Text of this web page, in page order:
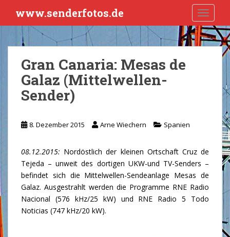
i
t
www.senderfotos.de
Gran Canaria: Mesas de
Galaz (Mittelwellen-
Sender)
8. Dezember 2015 Arne Wiechern Spanien
08.12.2015: Nordöstlich der kleinen Ortschaft Cruz de
Tejeda – unweit des dortigen UKW-und TV-Senders –
befindet sich die Mittelwellen-Sendeanlage Mesas de
Galaz. Ausgestrahlt werden die Programme RNE Radio
Nacional (576 kHz/25 kW) und RNE Radio 5 Todo
Noticias (747 kHz/20 kW).